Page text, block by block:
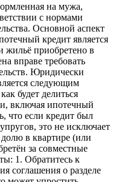
на мужа,
с нормами
Основной аспект
кредит является
жильё приобретено в
вправе требовать
Юридически
следующим
будет делиться
включая ипотечный
что если кредит был
это не исключает
в квартире (или
за совместные
1. Обратитесь к
соглашения о разделе